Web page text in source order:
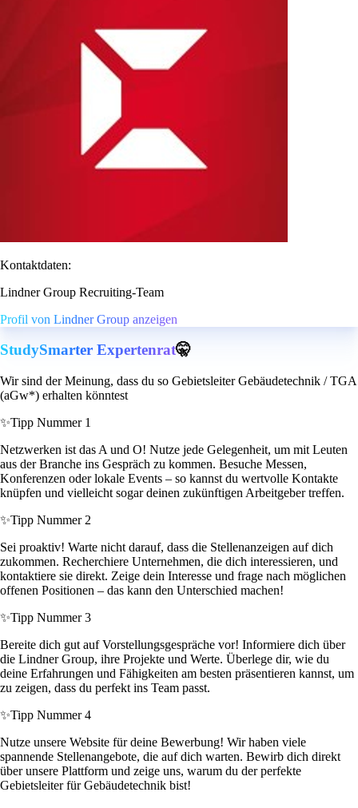
Kontaktdaten:
Lindner Group Recruiting-Team
Profil von Lindner Group anzeigen
StudySmarter Expertenrat🤫
Wir sind der Meinung, dass du so Gebietsleiter Gebäudetechnik / TGA
(aGw*) erhalten könntest
✨Tipp Nummer 1
Netzwerken ist das A und O! Nutze jede Gelegenheit, um mit Leuten
aus der Branche ins Gespräch zu kommen. Besuche Messen,
Konferenzen oder lokale Events – so kannst du wertvolle Kontakte
knüpfen und vielleicht sogar deinen zukünftigen Arbeitgeber treffen.
✨Tipp Nummer 2
Sei proaktiv! Warte nicht darauf, dass die Stellenanzeigen auf dich
zukommen. Recherchiere Unternehmen, die dich interessieren, und
kontaktiere sie direkt. Zeige dein Interesse und frage nach möglichen
offenen Positionen – das kann den Unterschied machen!
✨Tipp Nummer 3
Bereite dich gut auf Vorstellungsgespräche vor! Informiere dich über
die Lindner Group, ihre Projekte und Werte. Überlege dir, wie du
deine Erfahrungen und Fähigkeiten am besten präsentieren kannst, um
zu zeigen, dass du perfekt ins Team passt.
✨Tipp Nummer 4
Nutze unsere Website für deine Bewerbung! Wir haben viele
spannende Stellenangebote, die auf dich warten. Bewirb dich direkt
über unsere Plattform und zeige uns, warum du der perfekte
Gebietsleiter für Gebäudetechnik bist!